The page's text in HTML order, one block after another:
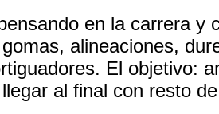
en la carrera y
alineaciones,
El objetivo:
al final con resto